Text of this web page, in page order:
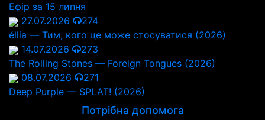
Ефір за 15 липня
27.07.2026
274
éllia — Тим, кого це може стосуватися (2026)
14.07.2026
273
The Rolling Stones — Foreign Tongues (2026)
08.07.2026
271
Deep Purple — SPLAT! (2026)
Потрібна допомога